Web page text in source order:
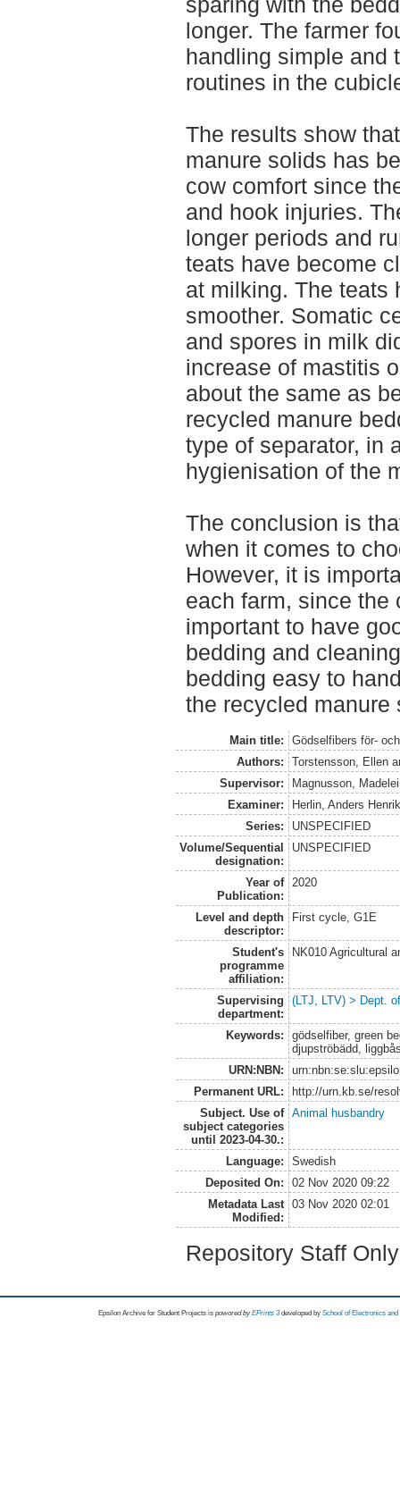
longer. The farmer
handling simple and
routines in the
The results show
manure solids has
cow comfort since
and hook injuries.
longer periods and
teats have become
at milking. The teats
smoother. Somatic
and spores in milk
increase of mastitis
about the same as
recycled manure
type of separator, in
hygienisation of the
The conclusion is
when it comes to
However, it is
each farm, since the
important to have
bedding and
bedding easy to
the recycled manure
Main title:
Gödselfibers för-
Authors:
Torstensson, Ellen
Supervisor:
Magnusson,
Examiner:
Herlin, Anders
Series:
UNSPECIFIED
Volume/Sequential
designation:
UNSPECIFIED
Year of
Publication:
2020
Level and depth
descriptor:
First cycle, G1E
Student's
programme
affiliation:
NK010 Agricultural
Supervising
department:
(LTJ, LTV) > Dept.
Keywords:
gödselfiber, green
djupströbädd,
URN:NBN:
Permanent URL:
http://urn.kb.se/
Subject. Use of
subject categories
until 2023-04-30.:
Animal husbandry
Language:
Swedish
Deposited On:
02 Nov 2020 09:22
Metadata Last
Modified:
03 Nov 2020 02:01
Repository Staff
Epsilon Archive for Student Projects is powored byEPrints 3 developed by School of Electronics